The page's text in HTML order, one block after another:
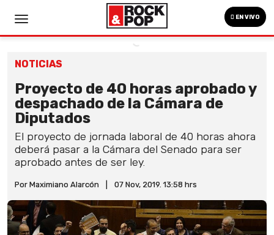
EN VIVO
NOTICIAS
Proyecto de 40 horas aprobado y
despachado de la Cámara de
Diputados
El proyecto de jornada laboral de 40 horas ahora
deberá pasar a la Cámara del Senado para ser
aprobado antes de ser ley.
Por Maximiano Alarcón 07 Nov, 2019. 13:58 hrs